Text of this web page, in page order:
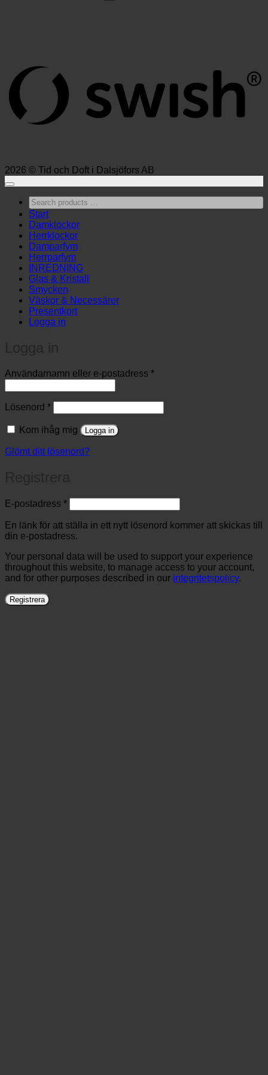
2026 © Tid och Doft i Dalsjöfors AB
Search
products
…
Start
Damklockor
Herrklockor
Damparfym
Herrparfym
INREDNING
Glas & Kristall
Smycken
Väskor & Necessärer
Presentkort
Logga in
Användarnamn eller e-postadress *Obligatoriskt
Lösenord *Obligatoriskt
Kom ihåg mig Logga in
Glömt ditt lösenord?
E-postadress *Obligatoriskt
En länk för att ställa in ett nytt lösenord kommer att skickas till
din e-postadress.
Your personal data will be used to support your experience
throughout this website, to manage access to your account,
and for other purposes described in our integritetspolicy.
Registrera